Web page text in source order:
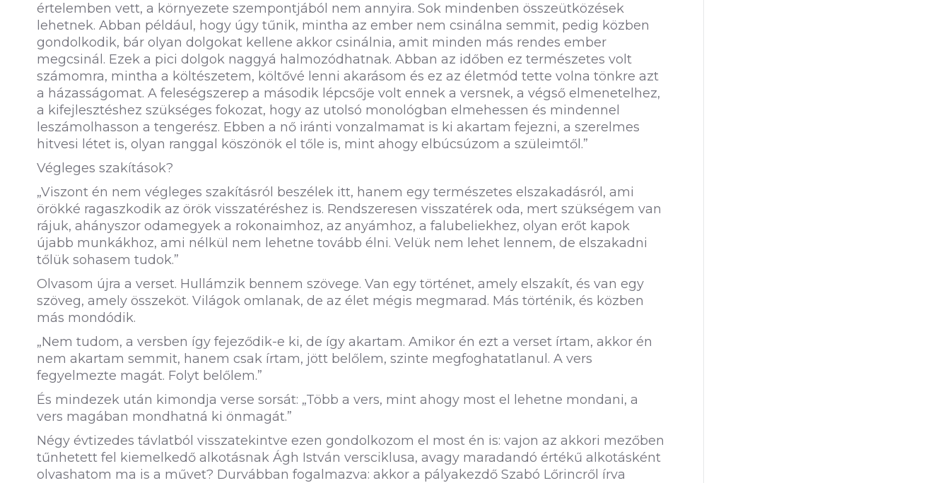
értelemben vett, a környezete szempontjából nem annyira. Sok mindenben összeütközések
lehetnek. Abban például, hogy úgy tűnik, mintha az ember nem csinálna semmit, pedig közben
gondolkodik, bár olyan dolgokat kellene akkor csinálnia, amit minden más rendes ember
megcsinál. Ezek a pici dolgok naggyá halmozódhatnak. Abban az időben ez természetes volt
számomra, mintha a költészetem, költővé lenni akarásom és ez az életmód tette volna tönkre azt
a házasságomat. A feleségszerep a második lépcsője volt ennek a versnek, a végső elmenetelhez,
a kifejlesztéshez szükséges fokozat, hogy az utolsó monológban elmehessen és mindennel
leszámolhasson a tengerész. Ebben a nő iránti vonzalmamat is ki akartam fejezni, a szerelmes
hitvesi létet is, olyan ranggal köszönök el tőle is, mint ahogy elbúcsúzom a szüleimtől.”
Végleges szakítások?
„Viszont én nem végleges szakításról beszélek itt, hanem egy természetes elszakadásról, ami
örökké ragaszkodik az örök visszatéréshez is. Rendszeresen visszatérek oda, mert szükségem van
rájuk, ahányszor odamegyek a rokonaimhoz, az anyámhoz, a falubeliekhez, olyan erőt kapok
újabb munkákhoz, ami nélkül nem lehetne tovább élni. Velük nem lehet lennem, de elszakadni
tőlük sohasem tudok.”
Olvasom újra a verset. Hullámzik bennem szövege. Van egy történet, amely elszakít, és van egy
szöveg, amely összeköt. Világok omlanak, de az élet mégis megmarad. Más történik, és közben
más mondódik.
„Nem tudom, a versben így fejeződik-e ki, de így akartam. Amikor én ezt a verset írtam, akkor én
nem akartam semmit, hanem csak írtam, jött belőlem, szinte megfoghatatlanul. A vers
fegyelmezte magát. Folyt belőlem.”
És mindezek után kimondja verse sorsát: „Több a vers, mint ahogy most el lehetne mondani, a
vers magában mondhatná ki önmagát.”
Négy évtizedes távlatból visszatekintve ezen gondolkozom el most én is: vajon az akkori mezőben
tűnhetett fel kiemelkedő alkotásnak Ágh István versciklusa, avagy maradandó értékű alkotásként
olvashatom ma is a művet? Durvábban fogalmazva: akkor a pályakezdő Szabó Lőrincről írva